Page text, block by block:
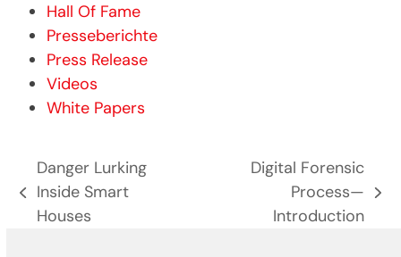
Hall Of Fame
Presseberichte
Press Release
Videos
White Papers
vorheriger
Beitrag:
Danger Lurking
Inside Smart
Houses
Digital Forensic
Process—
Introduction